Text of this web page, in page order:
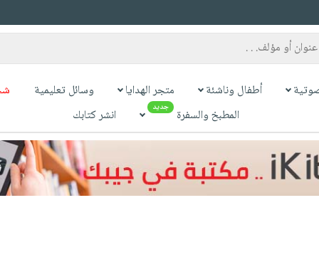
أطفال وناشئة متجر الهدايا وسائل تعليمية
المطبخ والسفرة
جديد انشر كتابك